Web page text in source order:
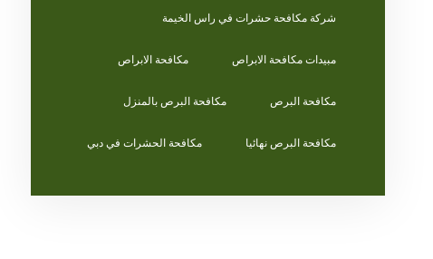
شركة مكافحة حشرات في راس الخيمة
مبيدات مكافحة الابراص مكافحة الابراص
مكافحة البرص مكافحة البرص بالمنزل
مكافحة البرص نهائيا مكافحة الحشرات في دبي